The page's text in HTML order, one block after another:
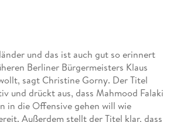
22 Bücher vorliegen.
und das ist auch gut so erinnert
Berliner Bürgermeisters Klaus
sagt Christine Gorny. Der Titel
und drückt aus, dass Mahmood Falaki
in die Offensive gehen will wie
Außerdem stellt der Titel klar, dass